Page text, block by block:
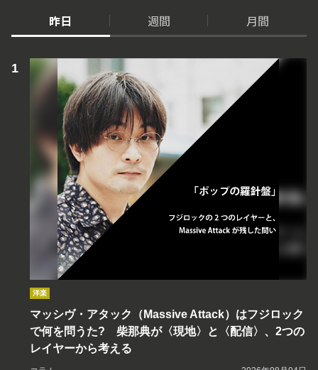
昨日 週間 月間
洋楽
マッシヴ・アタック（Massive Attack）はフジロック
で何を問うた? 柴那典が〈現地〉と〈配信〉、2つの
レイヤーから考える